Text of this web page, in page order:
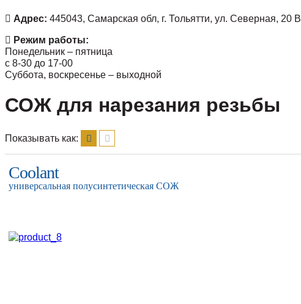
Адрес: 445043, Самарская обл, г. Тольятти, ул. Северная, 20 В
Режим работы:
Понедельник – пятница
с 8-30 до 17-00
Суббота, воскресенье – выходной
СОЖ для нарезания резьбы
Показывать как:
Coolant
универсальная полусинтетическая СОЖ